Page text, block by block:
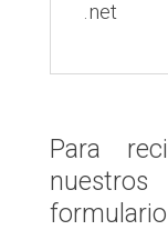
.net
Para